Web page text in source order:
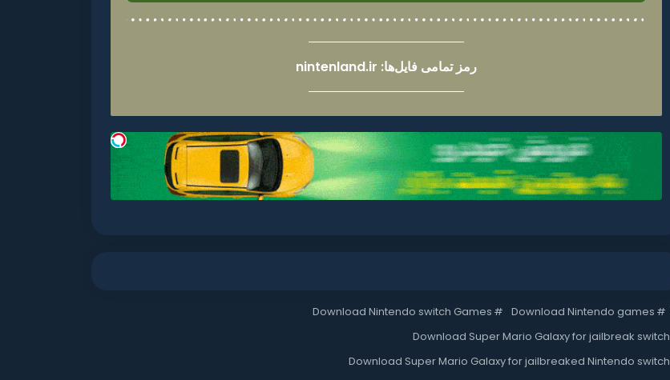
رمز تمامی فایل‌ها: nintenland.ir
#
Download Nintendo games
#
Download Nintendo switch Games
Download Super Mario Galaxy for jailbreak switch
Download Super Mario Galaxy for jailbreaked Nintendo switch